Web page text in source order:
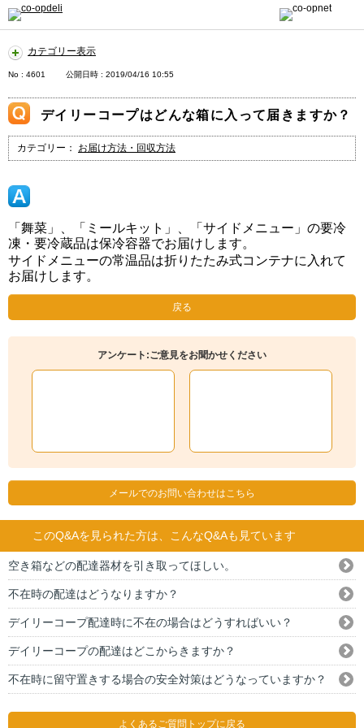
カテゴリー表示
No : 4601 公開日時 : 2019/04/16 10:55
デイリーコープはどんな箱に入って届きますか？
カテゴリー： お届け方法・回収方法
「舞菜」、「ミールキット」、「サイドメニュー」の要冷
凍・要冷蔵品は保冷容器でお届けします。
サイドメニューの常温品は折りたたみ式コンテナに入れて
お届けします。
戻る
アンケート:ご意見をお聞かせください
メールでのお問い合わせはこちら
このQ&Aを見られた方は、こんなQ&Aも見ています
空き箱などの配達器材を引き取ってほしい。
不在時の配達はどうなりますか？
デイリーコープ配達時に不在の場合はどうすればいい？
デイリーコープの配達はどこからきますか？
不在時に留守置きする場合の安全対策はどうなっていますか？
よくあるご質問トップに戻る